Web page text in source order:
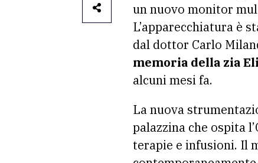
un nuovo monitor
L’apparecchiatura è
dal dottor Carlo
memoria della zia
alcuni mesi fa.
La nuova
palazzina che ospita
terapie e infusioni. Il